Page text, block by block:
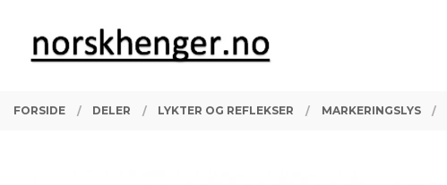
innholdet
PRODUKTER
FORSIDE DELER LYKTER OG REFLEKSER MARKERINGSLYS